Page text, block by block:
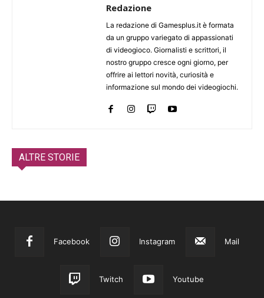
Redazione
La redazione di Gamesplus.it è formata
da un gruppo variegato di appassionati
di videogioco. Giornalisti e scrittori, il
nostro gruppo cresce ogni giorno, per
offrire ai lettori novità, curiosità e
informazione sul mondo dei videogiochi.
ALTRE STORIE
Facebook Instagram Mail
Twitch Youtube